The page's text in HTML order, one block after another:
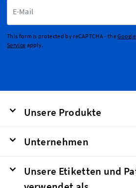
This form is protected by reCAPTCHA - the
Service apply.
Unsere Produkte
Unternehmen
Unsere Etiketten und